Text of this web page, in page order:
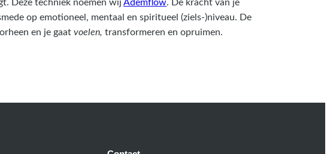
Deze techniek noemen wij Ademflow. De kracht van je
op emotioneel, mentaal en spiritueel (ziels-)niveau. De
en je gaat voelen, transformeren en opruimen.